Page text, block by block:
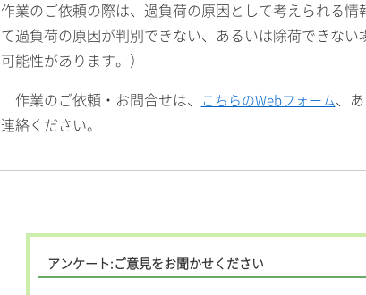
作業のご依頼の際は、過負荷の原因として考えられる
て過負荷の原因が判別できない、あるいは除荷できな
可能性があります。）
作業のご依頼・お問合せは、 こちらのWebフォーム 、
連絡ください。
アンケート:ご意見をお聞かせください